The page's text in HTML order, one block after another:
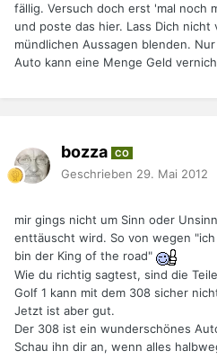
fällig. Versuch doch erst 'mal noch
und poste das hier. Lass Dich
mündlichen Aussagen blenden.
Auto kann eine Menge Geld
bozza CO
Geschrieben 29. Mai 2012
mir gings nicht um Sinn oder
enttäuscht wird. So von wegen
bin der King of the road"
Wie du richtig sagtest, sind die
Golf 1 kann mit dem 308 sicher
Jetzt ist aber gut.
Der 308 ist ein wunderschönes
Schau ihn dir an, wenn alles